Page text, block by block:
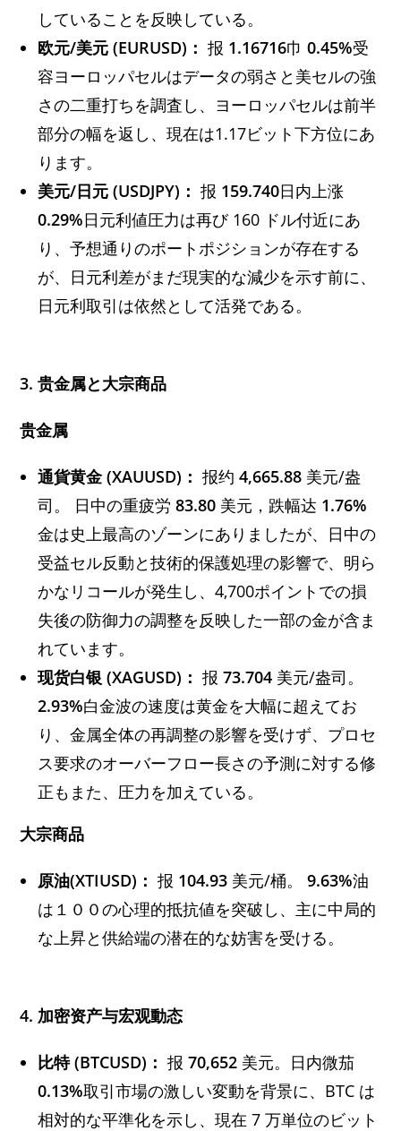
していることを反映している。
欧元/美元 (EURUSD)： 报 1.16716巾0.45%受
容ヨーロッパセルはデータの弱さと美セルの強
さの二重打ちを調査し、ヨーロッパセルは前半
部分の幅を返し、現在は1.17ビット下方位にあ
ります。
美元/日元 (USDJPY)： 报 159.740日内上涨
0.29%日元利値圧力は再び 160 ドル付近にあ
り、予想通りのポートポジションが存在する
が、日元利差がまだ現実的な減少を示す前に、
日元利取引は依然として活発である。
3. 贵金属と大宗商品
贵金属
通貨黄金 (XAUUSD)： 报约4,665.88 美元/盎
司。 日中の重疲労83.80 美元，跌幅达 1.76%
金は史上最高のゾーンにありましたが、日中の
受益セル反動と技術的保護処理の影響で、明ら
かなリコールが発生し、4,700ポイントでの損
失後の防御力の調整を反映した一部の金が含ま
れています。
现货白银 (XAGUSD)： 报73.704 美元/盎司。
2.93%白金波の速度は黄金を大幅に超えてお
り、金属全体の再調整の影響を受けず、プロセ
ス要求のオーバーフロー長さの予測に対する修
正もまた、圧力を加えている。
大宗商品
原油(XTIUSD)： 报 104.93 美元/桶。9.63%油
は１００の心理的抵抗値を突破し、主に中局的
な上昇と供給端の潜在的な妨害を受ける。
4. 加密资产与宏观動态
比特 (BTCUSD)： 报70,652 美元。日内微茄
0.13%取引市場の激しい変動を背景に、BTC は
相対的な平準化を示し、現在 7 万単位のビット